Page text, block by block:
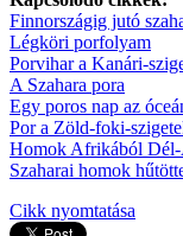
Finnországig jutó
Légköri porfolyam
Porvihar a Kanári-
A Szahara pora
Egy poros nap az
Por a Zöld-foki-
Homok Afrikából Dél-
Szaharai homok
Cikk nyomtatása